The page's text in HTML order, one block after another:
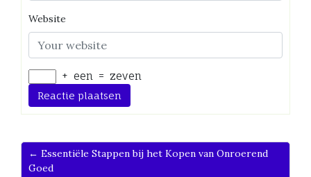
Website
+ een = zeven
← Essentiële Stappen bij het Kopen van Onroerend
Goed